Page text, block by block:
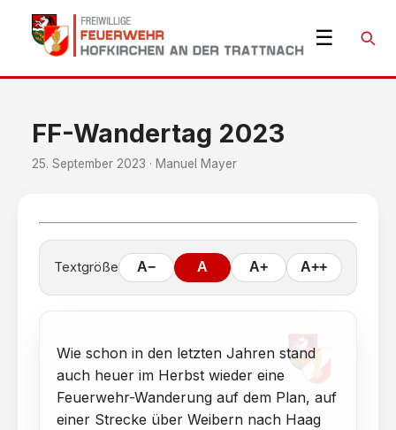
☰ Suche
FF-Wandertag 2023
25. September 2023 · Manuel Mayer
Textgröße A− A A+ A++
Wie schon in den letzten Jahren stand
auch heuer im Herbst wieder eine
Feuerwehr-Wanderung auf dem Plan, auf
einer Strecke über Weibern nach Haag